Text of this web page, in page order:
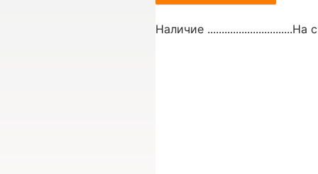
Наличие ..............................На